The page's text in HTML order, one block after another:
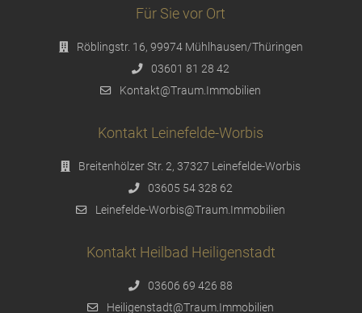
Für Sie vor Ort
Röblingstr. 16, 99974 Mühlhausen/Thüringen
03601 81 28 42
Kontakt@Traum.Immobilien
Kontakt Leinefelde-Worbis
Breitenhölzer Str. 2, 37327 Leinefelde-Worbis
03605 54 328 62
Leinefelde-Worbis@Traum.Immobilien
Kontakt Heilbad Heiligenstadt
03606 69 426 88
Heiligenstadt@Traum.Immobilien